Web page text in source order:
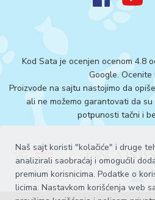
Naš sajt koristi "kolačiće" i druge
analizirali saobraćaj i omogućili
premium korisnicima. Podatke o
licima. Nastavkom korišćenja web
Kod Sata je ocenjen ocenom 4.8
Google.Ocenite
Proizvode na sajtu nastojimo da
ali ne možemo garantovati da
potpunosti tačni i